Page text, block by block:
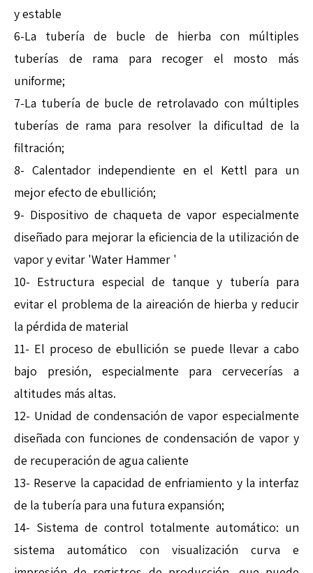
y estable
6-La tubería de bucle de hierba con múltiples
tuberías de rama para recoger el mosto más
uniforme;
7-La tubería de bucle de retrolavado con múltiples
tuberías de rama para resolver la dificultad de la
filtración;
8- Calentador independiente en el Kettl para un
mejor efecto de ebullición;
9- Dispositivo de chaqueta de vapor especialmente
diseñado para mejorar la eficiencia de la utilización de
vapor y evitar 'Water Hammer '
10- Estructura especial de tanque y tubería para
evitar el problema de la aireación de hierba y reducir
la pérdida de material
11- El proceso de ebullición se puede llevar a cabo
bajo presión, especialmente para cervecerías a
altitudes más altas.
12- Unidad de condensación de vapor especialmente
diseñada con funciones de condensación de vapor y
de recuperación de agua caliente
13- Reserve la capacidad de enfriamiento y la interfaz
de la tubería para una futura expansión;
14- Sistema de control totalmente automático: un
sistema automático con visualización curva e